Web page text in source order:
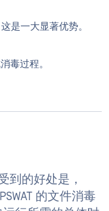
是一大显著优势。
毒过程。
到的好处是，
的文件消毒